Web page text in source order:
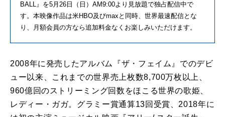
BALL』を5⽉26⽇（⽇）AM9:00より⾒放題で独占配信中で
す。本映像作品は⽶HBO及びmaxと同時、世界最速配信とな
り、⽉額会員の⽅なら追加料⾦なくお楽しみいただけます。
2008年に発売したアルバム『ザ・フェイム』でのデビ
ュー以来、これまでの世界売上枚数8,700万枚以上、
960億回のストリーミング回数をほこる世界の歌姫、
レディー・ガガ。グラミー賞通算13回受賞、2018年に